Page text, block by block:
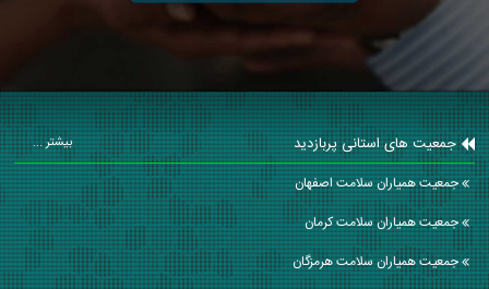
جمعیت های استانی پربازدید بیشتر ...
جمعیت همیاران سلامت اصفهان
جمعیت همیاران سلامت كرمان
جمعیت همیاران سلامت هرمزگان